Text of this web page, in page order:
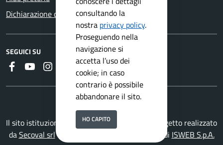
Dichiarazione di accessibilità
SEGUICI SU
Faceboook
YoutubeInstagram
RSS
Il sito istituzionale del Comune di Salò è un progetto realizzato
daSecoval srlcon la di ISWEB S.p.A.
consultando la
nostra privacy policy.
Proseguendo nella
navigazione si
accetta l’uso dei
cookie; in caso
contrario è possibile
abbandonare il sito.
HO CAPITO